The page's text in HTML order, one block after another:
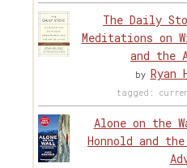
The Daily
Meditations on
and the
by Ryan
tagged:
Alone on the
Honnold and